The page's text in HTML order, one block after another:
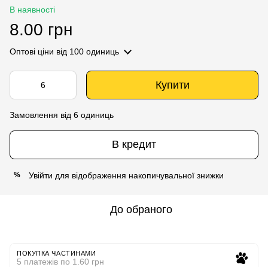
В наявності
8.00 грн
Оптові ціни від 100 одиниць
Купити
Замовлення від 6 одиниць
В кредит
% Увійти для відображення накопичувальної знижки
До обраного
ПОКУПКА ЧАСТИНАМИ
5 платежів по 1.60 грн